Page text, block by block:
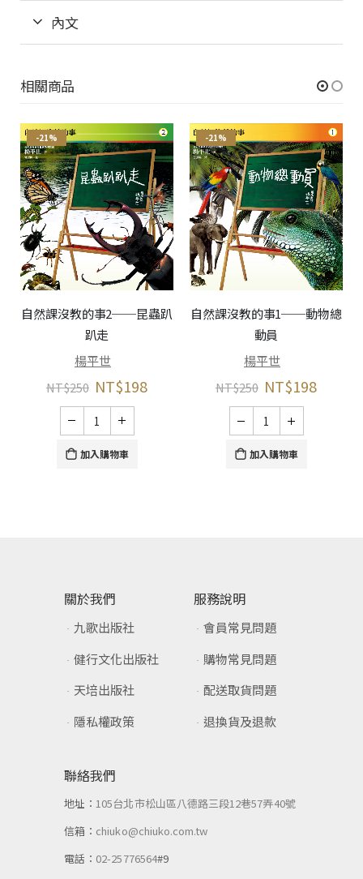
內文
相關商品
-21%
自然課沒教的事2──昆蟲趴
趴走
楊平世
NT$250 NT$198
加入購物車
-21%
自然課沒教的事1──動物總
動員
楊平世
NT$250 NT$198
加入購物車
關於我們
九歌出版社
健行文化出版社
天培出版社
隱私權政策
服務說明
會員常見問題
購物常見問題
配送取貨問題
退換貨及退款
聯絡我們
地址：105台北市松山區八德路三段12巷57弄40號
信箱： chiuko@chiuko.com.tw
電話： 02-25776564#9